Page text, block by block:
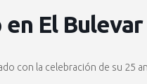
El Bulevar
con la celebración de su 25